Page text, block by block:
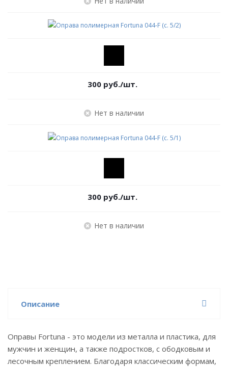
300руб./шт.
Нет в наличии
300руб./шт.
Нет в наличии
Описание
Оправы Fortuna - это модели из металла и пластика, для
мужчин и женщин, а также подростков, с ободковым и
лесочным креплением. Благодаря классическим формам,